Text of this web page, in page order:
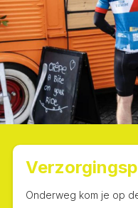
Onderweg kom je op